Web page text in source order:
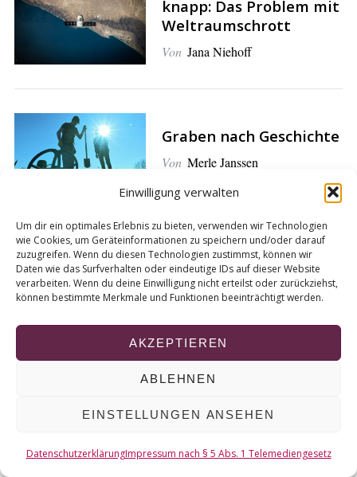
Einwilligung verwalten
Um dir ein optimales Erlebnis zu bieten, verwenden wir Technologien
wie Cookies, um Geräteinformationen zu speichern und/oder darauf
zuzugreifen. Wenn du diesen Technologien zustimmst, können wir
Daten wie das Surfverhalten oder eindeutige IDs auf dieser Website
verarbeiten. Wenn du deine Einwilligung nicht erteilst oder zurückziehst,
können bestimmte Merkmale und Funktionen beeinträchtigt werden.
AKZEPTIEREN
ABLEHNEN
EINSTELLUNGEN ANSEHEN
DatenschutzerklärungImpressum nach § 5 Abs. 1 Telemediengesetz
knapp: Das Problem mit
Weltraumschrott
Von Jana Niehoff
Graben nach Geschichte
Von Merle Janssen
© 2026 KURT
e
r
c
h